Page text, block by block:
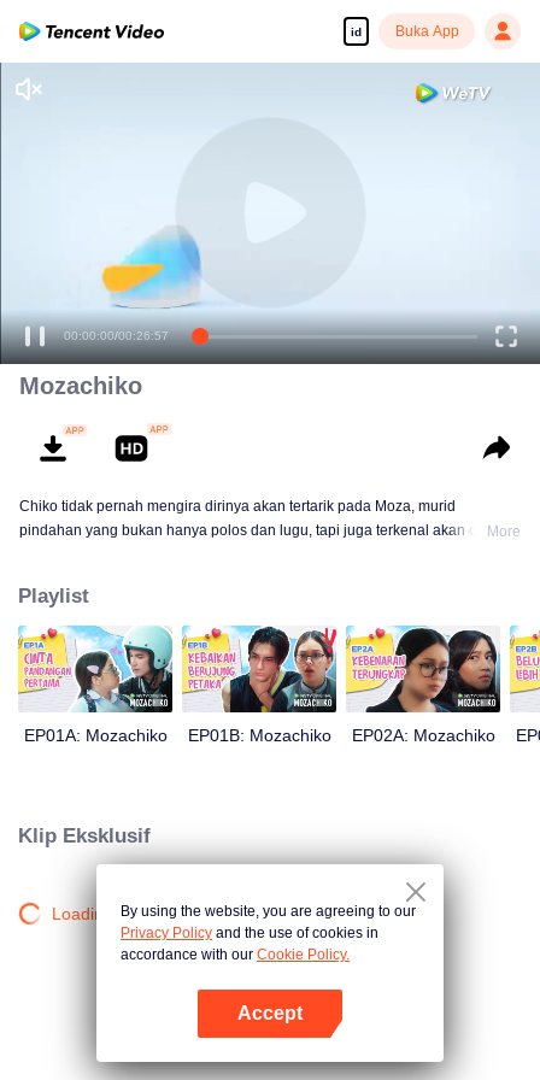
id Buka App
00:00:00/00:26:57
Mozachiko
Chiko tidak pernah mengira dirinya akan tertarik pada Moza, murid
pindahan yang bukan hanya polos dan lugu, tapi juga terkenal akan ceplas-
membuahkan hasil yang tidak diduga oleh siapapun: kini Chiko yang balik
mengejar cinta Moza.
More
Playlist
EP01A: Mozachiko EP01B: Mozachiko EP02A: Mozachiko
Klip Eksklusif
Loading…By using the website, you are agreeing to our
Privacy Policy and the use of cookies in
accordance with our Cookie Policy.
Accept